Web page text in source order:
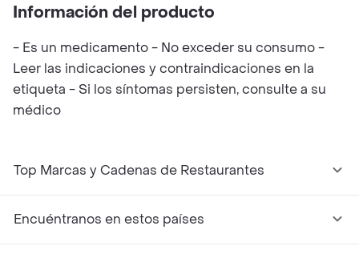
Información del producto
- Es un medicamento - No exceder su consumo -
Leer las indicaciones y contraindicaciones en la
etiqueta - Si los síntomas persisten, consulte a su
médico
Top Marcas y Cadenas de Restaurantes
Encuéntranos en estos países